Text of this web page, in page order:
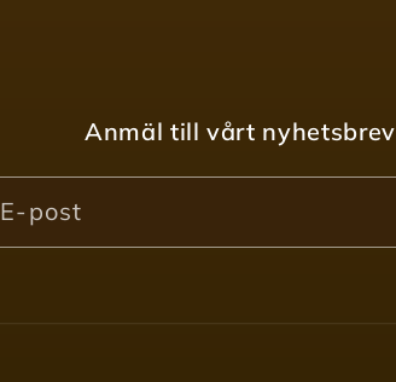
Anmäl till vårt nyhetsbrev
E-post